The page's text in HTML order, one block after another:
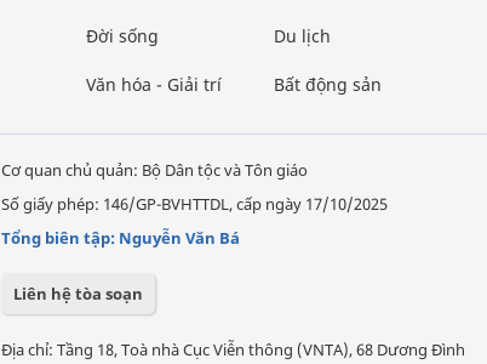
Đời sống
Văn hóa - Giải trí
Du lịch
Bất động sản
Cơ quan chủ quản: Bộ Dân tộc và Tôn giáo
Số giấy phép: 146/GP-BVHTTDL, cấp ngày 17/10/2025
Tổng biên tập: Nguyễn Văn Bá
Liên hệ tòa soạn
Địa chỉ: Tầng 18, Toà nhà Cục Viễn thông (VNTA), 68 Dương Đình